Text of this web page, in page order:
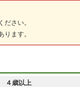
ださい。
ります。
４歳以上